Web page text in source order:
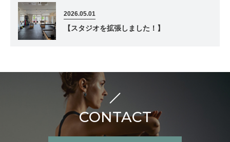
2026.05.01
【スタジオを拡張しました！】
CONTACT